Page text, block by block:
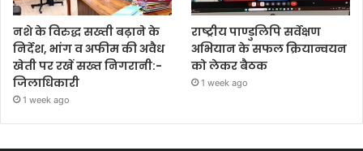
नशे के विरुद्ध सख्ती बढ़ाने के
निर्देश, भांग व अफीम की अवैध
खेती पर रखें सख्त निगरानी:-
जिलाधिकारी
1 week ago
राष्ट्रीय पाण्डुलिपि सर्वेक्षण
अभियान के सफल क्रियान्वयन
को लेकर बैठक
1 week ago